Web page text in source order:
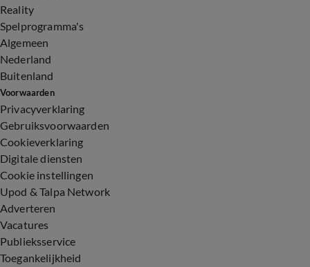
Reality
Spelprogramma's
Algemeen
Nederland
Buitenland
Voorwaarden
Privacyverklaring
Gebruiksvoorwaarden
Cookieverklaring
Digitale diensten
Cookie instellingen
Upod & Talpa Network
Adverteren
Vacatures
Publieksservice
Toegankelijkheid